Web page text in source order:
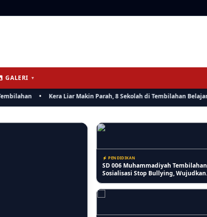
GALERI ▼
Kera Liar Makin Parah, 8 Sekolah di Tembilahan Belajar Daring
SD IT Tunas Harapan Gelar
Bullying, Bangun Karakter Siswa
⚡ PENDIDIKAN
SD 006 Muhammadiyah
Sosialisasi Stop Bullying, Wujudkan